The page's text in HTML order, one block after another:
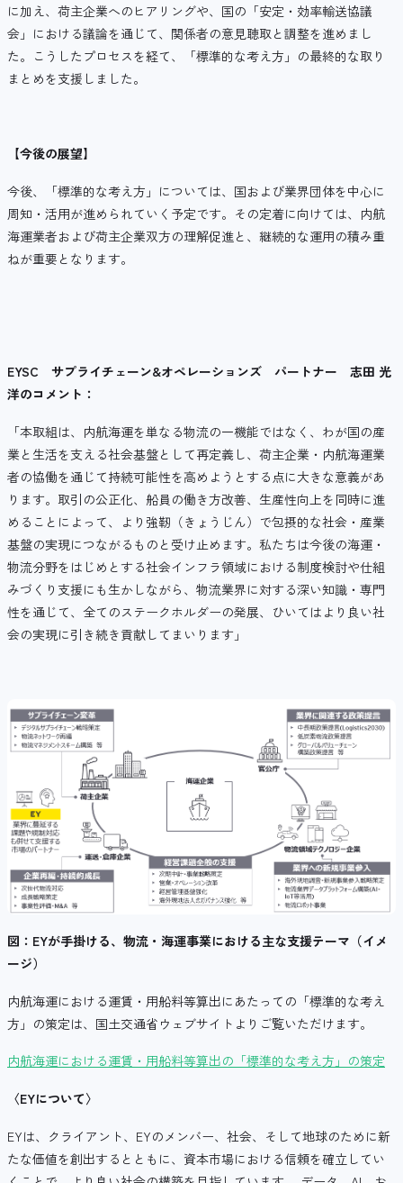
に加え、荷主企業へのヒアリングや、国の「安定・効率輸送協議
会」における議論を通じて、関係者の意見聴取と調整を進めまし
た。こうしたプロセスを経て、「標準的な考え方」の最終的な取り
まとめを支援しました。
【今後の展望】
今後、「標準的な考え方」については、国および業界団体を中心に
周知・活用が進められていく予定です。その定着に向けては、内航
海運業者および荷主企業双方の理解促進と、継続的な運用の積み重
ねが重要となります。
EYSC サプライチェーン&オペレーションズ パートナー 志田 光
洋のコメント：
「本取組は、内航海運を単なる物流の一機能ではなく、わが国の産
業と生活を支える社会基盤として再定義し、荷主企業・内航海運業
者の協働を通じて持続可能性を高めようとする点に大きな意義があ
ります。取引の公正化、船員の働き方改善、生産性向上を同時に進
めることによって、より強靭（きょうじん）で包摂的な社会・産業
基盤の実現につながるものと受け止めます。私たちは今後の海運・
物流分野をはじめとする社会インフラ領域における制度検討や仕組
みづくり支援にも生かしながら、物流業界に対する深い知識・専門
性を通じて、全てのステークホルダーの発展、ひいてはより良い社
会の実現に引き続き貢献してまいります」
図：EYが手掛ける、物流・海運事業における主な支援テーマ（イメ
ージ）
内航海運における運賃・用船料等算出にあたっての「標準的な考え
方」の策定は、国土交通省ウェブサイトよりご覧いただけます。
内航海運における運賃・用船料等算出の「標準的な考え方」の策定
〈EYについて〉
EYは、クライアント、EYのメンバー、社会、そして地球のために新
たな価値を創出するとともに、資本市場における信頼を確立してい